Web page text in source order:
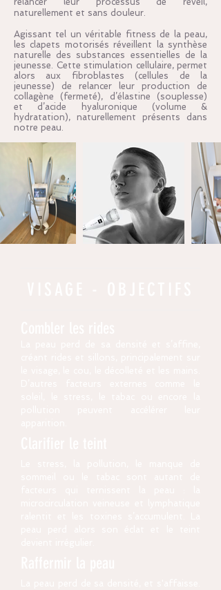
naturellement et sans douleur.
Agissant tel un véritable fitness de la peau,
les clapets motorisés réveillent la synthèse
naturelle des substances essentielles de la
jeunesse. Cette stimulation cellulaire, permet
alors aux fibroblastes (cellules de la
jeunesse) de relancer leur production de
collagène (fermeté), d’élastine (souplesse)
et d’acide hyaluronique (volume &
hydratation), naturellement présents dans
notre peau.